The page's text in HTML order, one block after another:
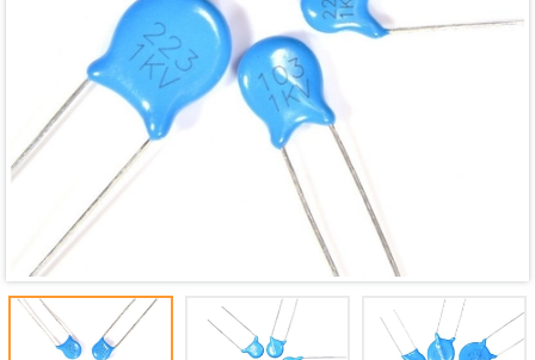
Mã giảm giá:
Ngày hết hạn:
Điều kiện: